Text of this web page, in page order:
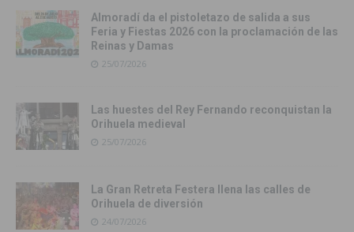
Almoradí da el pistoletazo de salida a sus
Feria y Fiestas 2026 con la proclamación de las
Reinas y Damas
25/07/2026
Las huestes del Rey Fernando reconquistan la
Orihuela medieval
25/07/2026
La Gran Retreta Festera llena las calles de
Orihuela de diversión
24/07/2026